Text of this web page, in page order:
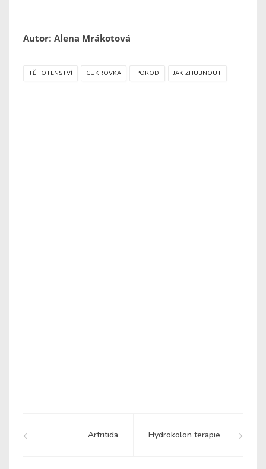
Autor: Alena Mrákotová
TĚHOTENSTVÍ CUKROVKA POROD JAK ZHUBNOUT
Artritida Hydrokolon terapie